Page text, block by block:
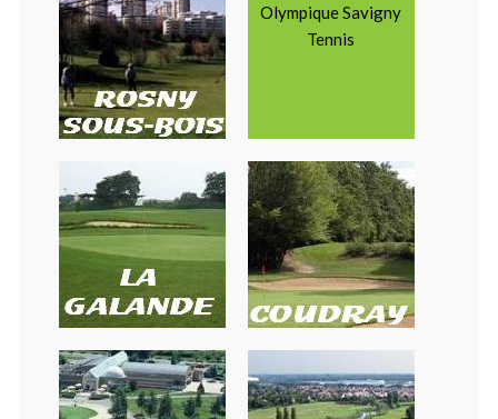
Olympique Savigny
Tennis